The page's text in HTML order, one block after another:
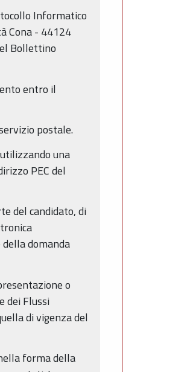
Informatico
Cona - 44124
Bollettino
entro il
postale.
una
PEC del
del candidato, di
domanda
o
dei Flussi
di vigenza del
forma della